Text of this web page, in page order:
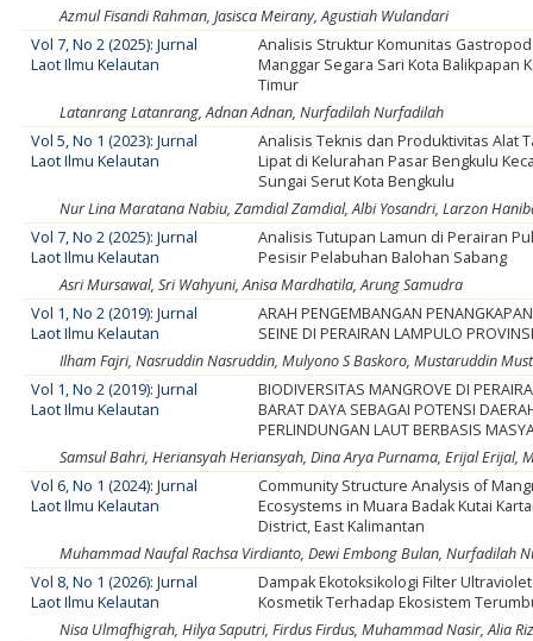
Azmul Fisandi Rahman, Jasisca Meirany, Agustiah Wulandari
Vol 7, No 2 (2025): Jurnal
Laot Ilmu Kelautan
Analisis Struktur Komunitas
Manggar Segara Sari Kota Balikpapan
Timur
Latanrang Latanrang, Adnan Adnan, Nurfadilah Nurfadilah
Vol 5, No 1 (2023): Jurnal
Laot Ilmu Kelautan
Analisis Teknis dan Produktivitas Alat
Lipat di Kelurahan Pasar Bengkulu
Sungai Serut Kota Bengkulu
Nur Lina Maratana Nabiu, Zamdial Zamdial, Albi Yosandri, Larzon
Vol 7, No 2 (2025): Jurnal
Laot Ilmu Kelautan
Analisis Tutupan Lamun di Perairan
Pesisir Pelabuhan Balohan Sabang
Asri Mursawal, Sri Wahyuni, Anisa Mardhatila, Arung Samudra
Vol 1, No 2 (2019): Jurnal
Laot Ilmu Kelautan
ARAH PENGEMBANGAN
SEINE DI PERAIRAN LAMPULO
Ilham Fajri, Nasruddin Nasruddin, Mulyono S Baskoro, Mustaruddin
Vol 1, No 2 (2019): Jurnal
Laot Ilmu Kelautan
BIODIVERSITAS MANGROVE DI
BARAT DAYA SEBAGAI POTENSI
PERLINDUNGAN LAUT BERBASIS
Samsul Bahri, Heriansyah Heriansyah, Dina Arya Purnama, Erijal Erijal,
Vol 6, No 1 (2024): Jurnal
Laot Ilmu Kelautan
Community Structure Analysis of
Ecosystems in Muara Badak Kutai
District, East Kalimantan
Muhammad Naufal Rachsa Virdianto, Dewi Embong Bulan, Nurfadilah
Vol 8, No 1 (2026): Jurnal
Laot Ilmu Kelautan
Dampak Ekotoksikologi Filter
Kosmetik Terhadap Ekosistem
Nisa Ulmafhigrah, Hilya Saputri, Firdus Firdus, Muhammad Nasir, Alia